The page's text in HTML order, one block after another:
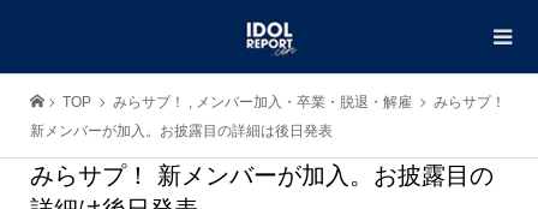
TOP みらサプ！ , メンバー加入・卒業・脱退・解雇
みらサプ！
新メンバーが加入。お披露目の詳細は後日発表
みらサプ！ 新メンバーが加入。お披露目の